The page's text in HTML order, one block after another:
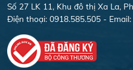
Số 27 LK 11, Khu đô thị Xa La,
Điện thoại: 0918.585.505 - Email: